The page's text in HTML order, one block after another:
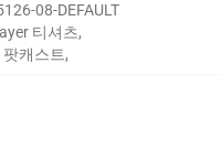
08-DEFAULT
티셔츠,
캐스트,